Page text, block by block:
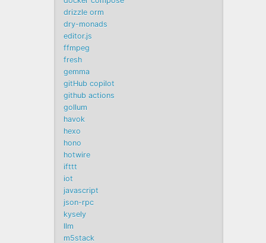
drizzle orm
dry-monads
editor.js
ffmpeg
fresh
gemma
gitHub copilot
github actions
gollum
havok
hexo
hono
hotwire
ifttt
iot
javascript
json-rpc
kysely
llm
m5stack